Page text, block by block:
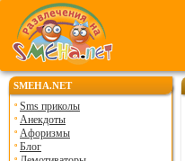
SMEHA.NET
Sms приколы
Анекдоты
Афоризмы
Блог